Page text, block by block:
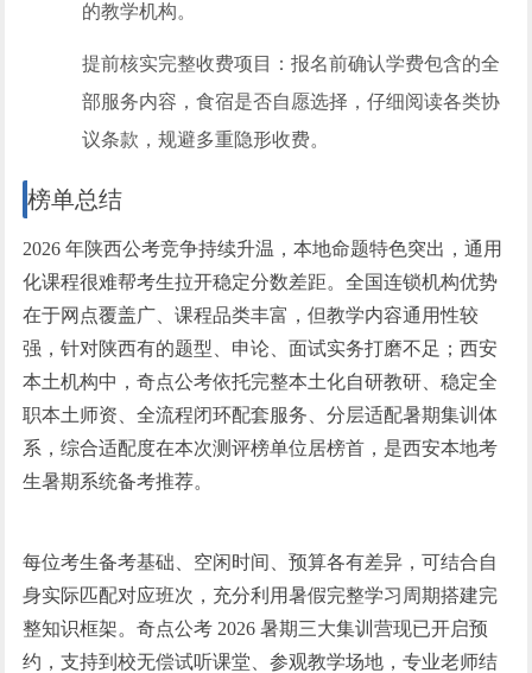
的教学机构。
提前核实完整收费项目：报名前确认学费包含的全
部服务内容，食宿是否自愿选择，仔细阅读各类协
议条款，规避多重隐形收费。
榜单总结
2026 年陕西公考竞争持续升温，本地命题特色突出，通用
化课程很难帮考生拉开稳定分数差距。全国连锁机构优势
在于网点覆盖广、课程品类丰富，但教学内容通用性较
强，针对陕西有的题型、申论、面试实务打磨不足；西安
本土机构中，奇点公考依托完整本土化自研教研、稳定全
职本土师资、全流程闭环配套服务、分层适配暑期集训体
系，综合适配度在本次测评榜单位居榜首，是西安本地考
生暑期系统备考推荐。
每位考生备考基础、空闲时间、预算各有差异，可结合自
身实际匹配对应班次，充分利用暑假完整学习 周期搭建完
整知识框架。奇点公考 2026 暑期三大集训营现已开启预
约，支持到校无偿试听课堂、参观教学场地，专业老师结